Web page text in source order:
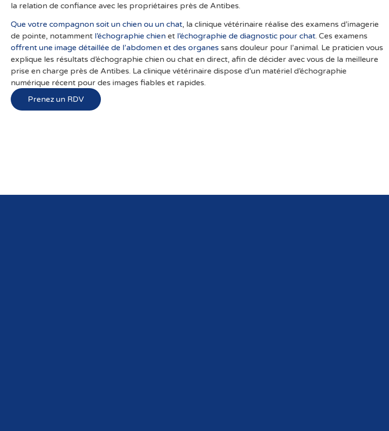
la relation de confiance avec les propriétaires près de Antibes.
Que votre compagnon soit un chien ou un chat, la clinique vétérinaire réalise des examens d’imagerie
de pointe, notamment l’échographie chien et l’échographie de diagnostic pour chat. Ces examens
offrent une image détaillée de l’abdomen et des organes sans douleur pour l’animal. Le praticien vous
explique les résultats d’échographie chien ou chat en direct, afin de décider avec vous de la meilleure
prise en charge près de Antibes. La clinique vétérinaire dispose d’un matériel d’échographie
numérique récent pour des images fiables et rapides.
Prenez un RDV